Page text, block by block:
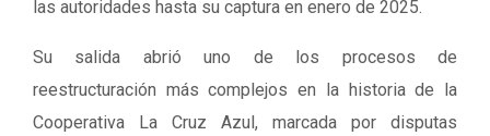
las autoridades hasta su captura en enero de 2025.
Su salida abrió uno de los procesos de
reestructuración más complejos en la historia de la
Cooperativa La Cruz Azul, marcada por disputas